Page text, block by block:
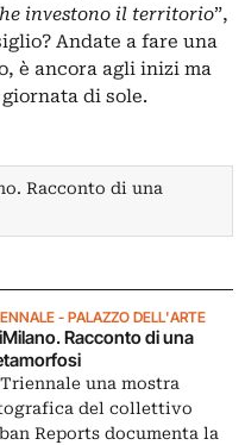
investono il territorio”,
Andate a fare una
è ancora agli inizi ma
di sole.
Racconto di una
- PALAZZO DELL'ARTE
Racconto di una
una mostra
del collettivo
Reports documenta la